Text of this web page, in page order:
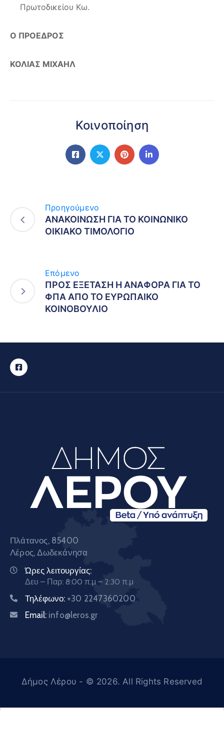
Πρωτοδικείου Κω.
Ο ΠΡΟΕΔΡΟΣ
ΚΟΛΙΑΣ ΜΙΧΑΗΛ
Κοινοποίηση
Προηγούμενο
ΑΝΑΚΟΙΝΩΣΗ ΓΙΑ ΤΟ ΚΟΙΝΩΝΙΚΟ
ΟΙΚΙΑΚΟ ΤΙΜΟΛΟΓΙΟ
Επόμενο
ΠΡΟΣ ΕΞΕΤΑΣΗ Η ΑΝΑΦΟΡΑ ΓΙΑ ΤΟ
ΦΠΑ ΑΠΟ ΤΟ ΕΥΡΩΠΑΙΚΟ
ΚΟΙΝΟΒΟΥΛΙΟ
Πλάτανος, 85400
Λέρος, Δωδεκάνησα
Ώρες λειτουργίας:
Δευ – Παρ: 8:00 π.μ – 2:30 π.μ
Τηλέφωνο: +30 2247360200
Email: info@leros.gr
Δήμος Λέρου - © 2026. All Rights Reserved